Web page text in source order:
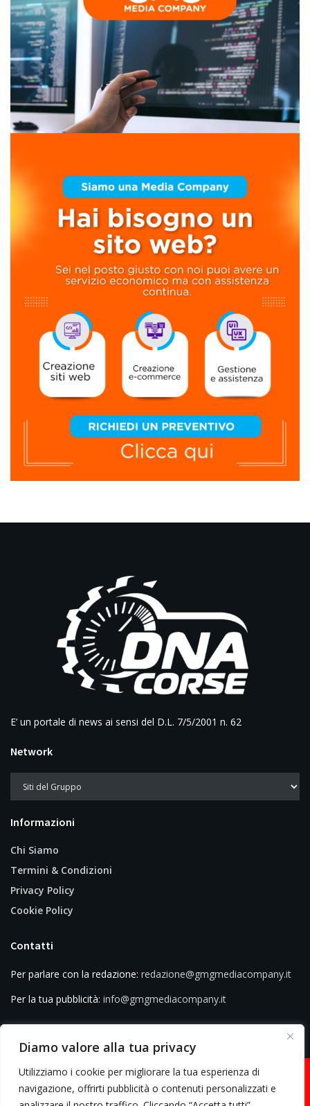
Diamo valore alla tua privacy
Utilizziamo i cookie per migliorare la tua esperienza di
navigazione, offrirti pubblicità o contenuti personalizzati e
E’ un portale di news ai sensi del D.L. 7/5/2001 n. 62
Network
Informazioni
Chi Siamo
Termini & Condizioni
Privacy Policy
Cookie Policy
Contatti
Per parlare con la redazione: redazione@gmgmediacompany.it
Per la tua pubblicità: info@gmgmediacompany.it